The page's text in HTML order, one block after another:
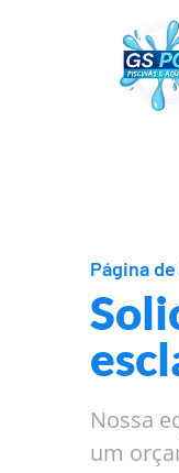
Página
Nossa
um